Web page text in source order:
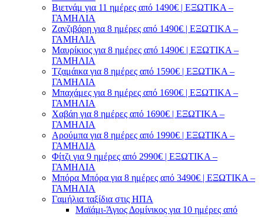
Βιετνάμ για 11 ημέρες από 1490€ | ΕΞΩΤΙΚΑ –
ΓΑΜΗΛΙΑ
Ζανζιβάρη για 8 ημέρες από 1490€ | ΕΞΩΤΙΚΑ –
ΓΑΜΗΛΙΑ
Μαυρίκιος για 8 ημέρες από 1490€ | ΕΞΩΤΙΚΑ –
ΓΑΜΗΛΙΑ
Τζαμάικα για 8 ημέρες από 1590€ | ΕΞΩΤΙΚΑ –
ΓΑΜΗΛΙΑ
Μπαχάμες για 8 ημέρες από 1690€ | ΕΞΩΤΙΚΑ –
ΓΑΜΗΛΙΑ
Χαβάη για 8 ημέρες από 1690€ | ΕΞΩΤΙΚΑ –
ΓΑΜΗΛΙΑ
Αρούμπα για 8 ημέρες από 1990€ | ΕΞΩΤΙΚΑ –
ΓΑΜΗΛΙΑ
Φίτζι για 9 ημέρες από 2990€ | ΕΞΩΤΙΚΑ –
ΓΑΜΗΛΙΑ
Μπόρα Μπόρα για 8 ημέρες από 3490€ | ΕΞΩΤΙΚΑ –
ΓΑΜΗΛΙΑ
Γαμήλια ταξίδια στις ΗΠΑ
Μαϊάμι-Άγιος Δομίνικος για 10 ημέρες από